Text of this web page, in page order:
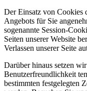
Der Einsatz von Cookies
Angebots für Sie
sogenannte Session-
Seiten unserer Website
Verlassen unserer Seite
Darüber hinaus setzen
Benutzerfreundlichkeit
bestimmten festgelegten